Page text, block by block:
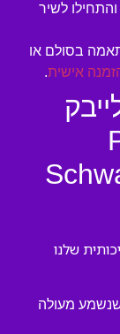
לשיר
בסולם או
אישית.
שלנו
שנשמע מעולה